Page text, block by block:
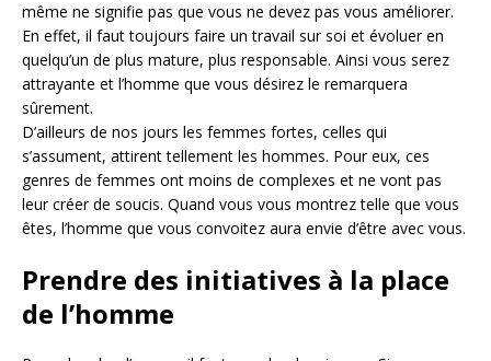
même ne signifie pas que vous ne devez pas vous améliorer.
En effet, il faut toujours faire un travail sur soi et évoluer en
quelqu’un de plus mature, plus responsable. Ainsi vous serez
attrayante et l’homme que vous désirez le remarquera
sûrement.
D’ailleurs de nos jours les femmes fortes, celles qui
s’assument, attirent tellement les hommes. Pour eux, ces
genres de femmes ont moins de complexes et ne vont pas
leur créer de soucis. Quand vous vous montrez telle que vous
êtes, l’homme que vous convoitez aura envie d’être avec vous.
Prendre des initiatives à la place
de l’homme